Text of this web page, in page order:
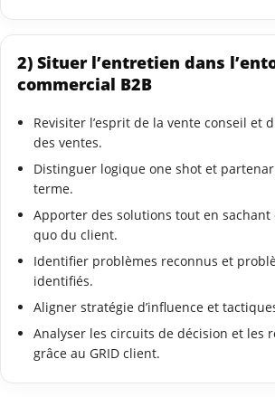
2) Situer l’entretien dans
commercial B2B
Revisiter l’esprit de la vente conseil et
des ventes.
Distinguer logique one shot et
terme.
Apporter des solutions tout en
quo du client.
Identifier problèmes reconnus et
identifiés.
Aligner stratégie d’influence et
Analyser les circuits de décision et les
grâce au GRID client.